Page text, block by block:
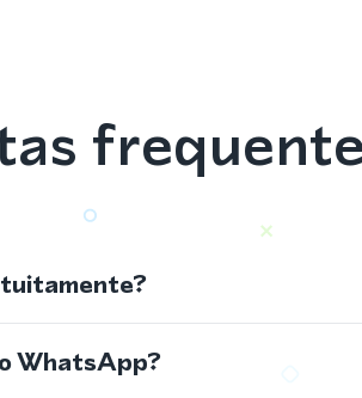
WhatsApp?